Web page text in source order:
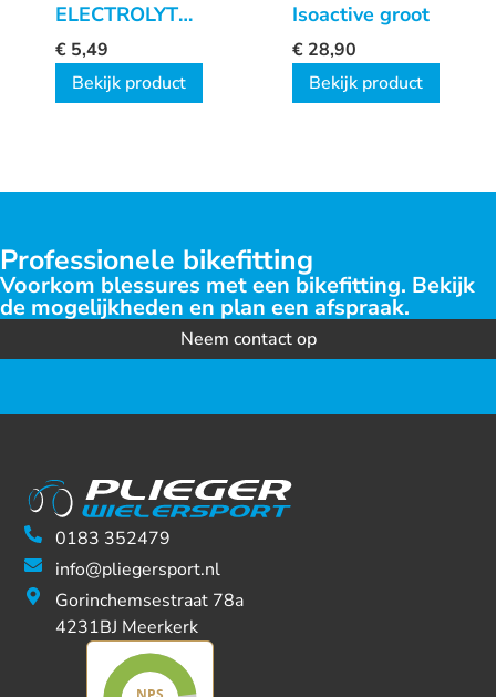
ELECTROLYTE
TABS
Raspberry
Pomegranate
€ 5,49
Bekijk product
Isoactive groot
€ 28,90
Bekijk product
Professionele bikefitting
Voorkom blessures met een bikefitting. Bekijk
de mogelijkheden en plan een afspraak.
Neem contact op
0183 352479
info@pliegersport.nl
Gorinchemsestraat 78a
4231BJ Meerkerk